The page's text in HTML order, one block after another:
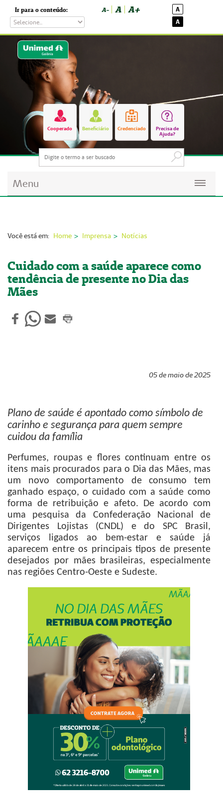
Ir para o conteúdo: A- A A+
A
A
Cooperado Beneficiário Credenciado
Precisa de
Ajuda?
Menu
Imprensa
Institucional
Fale Conosco
Você está em: Home Imprensa Notícias
Cuidado com a saúde aparece como
tendência de presente no Dia das
Mães
05 de maio de 2025
Plano de saúde é apontado como símbolo de
carinho e segurança para quem sempre
cuidou da família
Perfumes, roupas e flores continuam entre os
itens mais procurados para o Dia das Mães, mas
um novo comportamento de consumo tem
ganhado espaço, o cuidado com a saúde como
forma de retribuição e afeto. De acordo com
uma pesquisa da Confederação Nacional de
Dirigentes Lojistas (CNDL) e do SPC Brasil,
serviços ligados ao bem-estar e saúde já
aparecem entre os principais tipos de presente
desejados por mães brasileiras, especialmente
nas regiões Centro-Oeste e Sudeste.